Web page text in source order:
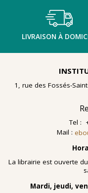
LIVRAISON À
1, rue des Fossés-
Tel :
Mail :
La librairie est ouverte
Mardi, jeudi,